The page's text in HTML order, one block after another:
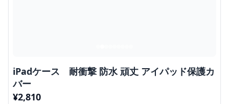
iPadケース 耐衝撃 防水 頑丈 アイパッド保護カ
バー
¥2,810